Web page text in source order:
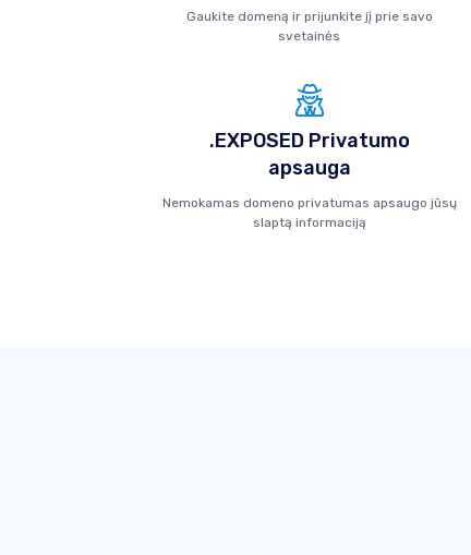
Gaukite domeną ir prijunkite jį prie savo
svetainės
.EXPOSED Privatumo
apsauga
Nemokamas domeno privatumas apsaugo jūsų
slaptą informaciją